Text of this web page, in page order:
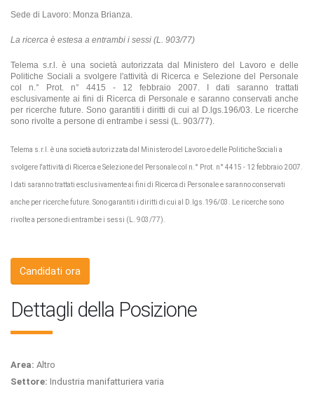
Sede di Lavoro: Monza Brianza.
La ricerca è estesa a entrambi i sessi (L. 903/77)
Telema s.r.l. è una società autorizzata dal Ministero del Lavoro e delle
Politiche Sociali a svolgere l'attività di Ricerca e Selezione del Personale
col n.° Prot. n° 4415 - 12 febbraio 2007. I dati saranno trattati
esclusivamente ai fini di Ricerca di Personale e saranno conservati anche
per ricerche future. Sono garantiti i diritti di cui al D.lgs.196/03. Le ricerche
sono rivolte a persone di entrambe i sessi (L. 903/77).
Telema s.r.l. è una società autorizzata dal Ministero del Lavoro e delle Politiche Sociali a
svolgere l'attività di Ricerca e Selezione del Personale col n.° Prot. n° 4415 - 12 febbraio 2007.
I dati saranno trattati esclusivamente ai fini di Ricerca di Personale e saranno conservati
anche per ricerche future. Sono garantiti i diritti di cui al D.lgs.196/03. Le ricerche sono
rivolte a persone di entrambe i sessi (L. 903/77).
Candidati ora
Dettagli della Posizione
Area: Altro
Settore: Industria manifatturiera varia